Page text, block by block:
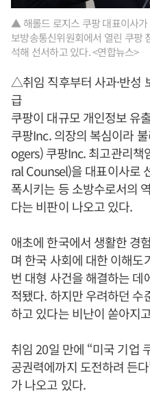
▲ 해롤드 로지스 쿠팡 대표이사
보방송통신위원회에서 열린 쿠팡
석해 선서하고 있다. <연합뉴스>
△취임 직후부터 사과·반성
급
쿠팡이 대규모 개인정보 유
쿠팡Inc. 의장의 복심이라
ogers) 쿠팡Inc. 최고관리책
ral Counsel)을 대표이사로
폭시키는 등 소방수로서의
다는 비판이 나오고 있다.
애초에 한국에서 생활한 경
며 한국 사회에 대한 이해도
번 대형 사건을 해결하는 데
적됐다. 하지만 우려하던
하고 있다는 비난이 쏟아지
취임 20일 만에 “미국 기업
공권력에까지 도전하려 든
가 나오고 있다.